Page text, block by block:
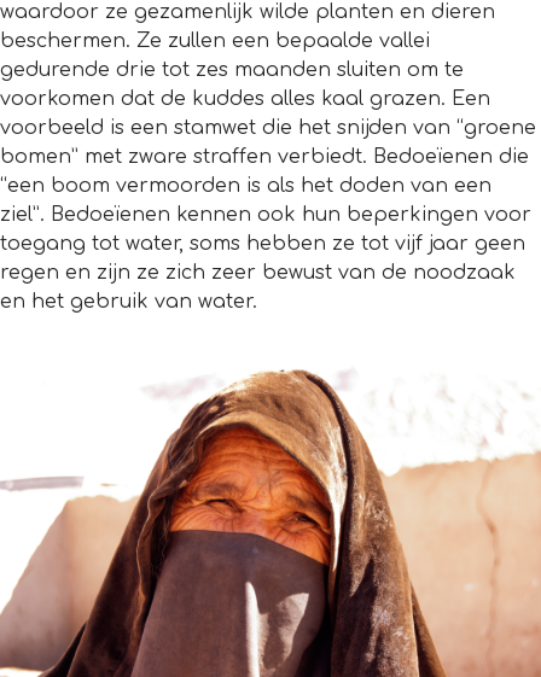
waardoor ze gezamenlijk wilde planten en dieren
beschermen. Ze zullen een bepaalde vallei
gedurende drie tot zes maanden sluiten om te
voorkomen dat de kuddes alles kaal grazen. Een
voorbeeld is een stamwet die het snijden van “groene
bomen” met zware straffen verbiedt. Bedoeïenen die
“een boom vermoorden is als het doden van een
ziel”. Bedoeïenen kennen ook hun beperkingen voor
toegang tot water, soms hebben ze tot vijf jaar geen
regen en zijn ze zich zeer bewust van de noodzaak
en het gebruik van water.